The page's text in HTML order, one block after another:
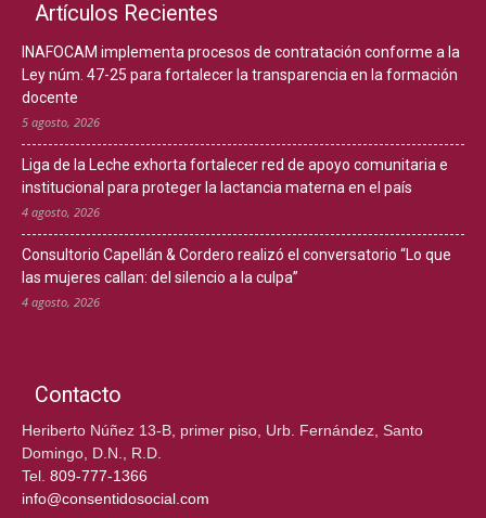
Artículos Recientes
INAFOCAM implementa procesos de contratación conforme a la
Ley núm. 47-25 para fortalecer la transparencia en la formación
docente
5 agosto, 2026
Liga de la Leche exhorta fortalecer red de apoyo comunitaria e
institucional para proteger la lactancia materna en el país
4 agosto, 2026
Consultorio Capellán & Cordero realizó el conversatorio “Lo que
las mujeres callan: del silencio a la culpa”
4 agosto, 2026
Contacto
Heriberto Núñez 13-B, primer piso, Urb. Fernández, Santo
Domingo, D.N., R.D.
Tel. 809-777-1366
info@consentidosocial.com